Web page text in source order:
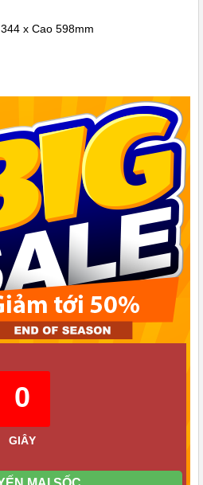
rửa bát nội địa Nhật
TZ100 thường được chế tạo từ các
kế tỉ mỉ đảm bảo độ bền và độ tin
dòng máy rửa bát của Panasonic
biệt như: Cửa điện, cảm ứng hoàn
phù hợp với các loại chén đĩa khác
tiện ích và độ tin cậy. Điều này giúp
x Cao 598mm
0
GIÂY